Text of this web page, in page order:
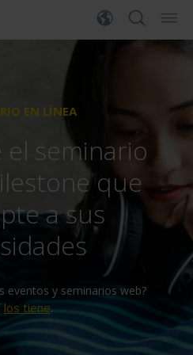
EN LÍNEA
seminario
que
a sus
eventos y seminarios web?
los tiene.